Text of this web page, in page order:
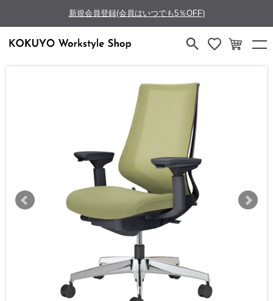
新規会員登録(会員はいつでも5％OFF)